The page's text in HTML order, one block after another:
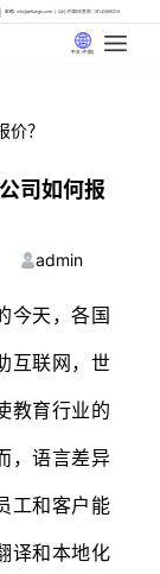
邮箱: info@artlangs.com 24小时翻译管家: 18142666316
中文 (中国)
？
司如何报
admin
天，各国
互联网，世
教育行业的
，语言差异
工和客户能
译和本地化